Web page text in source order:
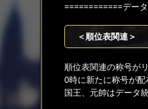
============デー
＜順位表関連＞
順位表関連の称号が
0時に新たに称号が配
国王、元帥はデータ